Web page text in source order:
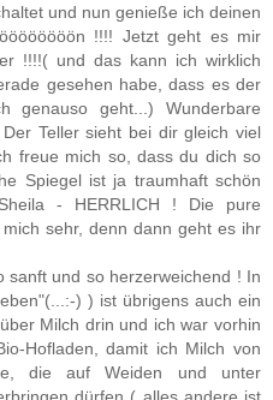
und nun genieße ich deinen
!!!! Jetzt geht es mir
!!!!( und das kann ich wirklich
gesehen habe, dass es der
genauso geht...) Wunderbare
Teller sieht bei dir gleich viel
freue mich so, dass du dich so
Spiegel ist ja traumhaft schön
- HERRLICH ! Die pure
sehr, denn dann geht es ihr
sanft und so herzerweichend ! In
) ) ist übrigens auch ein
Milch drin und ich war vorhin
Hofladen, damit ich Milch von
die auf Weiden und unter
dürfen ( alles andere ist